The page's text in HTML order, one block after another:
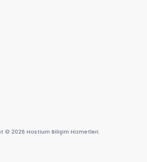
© 2026 Hostium Bilişim Hizmetleri.